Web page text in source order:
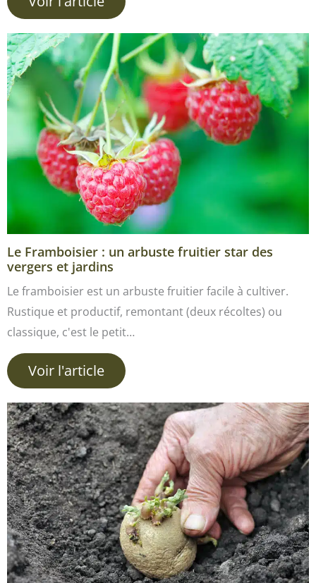
Le Framboisier : un arbuste fruitier star des
vergers et jardins
Le framboisier est un arbuste fruitier facile à cultiver.
Rustique et productif, remontant (deux récoltes) ou
classique, c'est le petit…
Voir l'article